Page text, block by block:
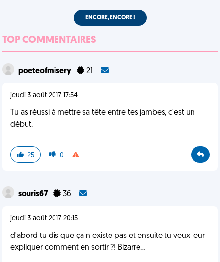
ENCORE, ENCORE !
TOP COMMENTAIRES
poeteofmisery 21
jeudi 3 août 2017 17:54
Tu as réussi à mettre sa tête entre tes jambes, c'est un
début.
25 0
souris67 36
jeudi 3 août 2017 20:15
d'abord tu dis que ça n existe pas et ensuite tu veux leur
expliquer comment en sortir ?! Bizarre...